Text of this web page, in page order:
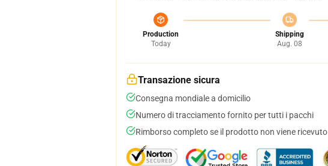
Production
Today
Shipping
Aug. 08
Transazione sicura
Consegna mondiale a domicilio
Numero di tracciamento fornito per tutti i pacchi
Rimborso completo se il prodotto non viene ricevuto